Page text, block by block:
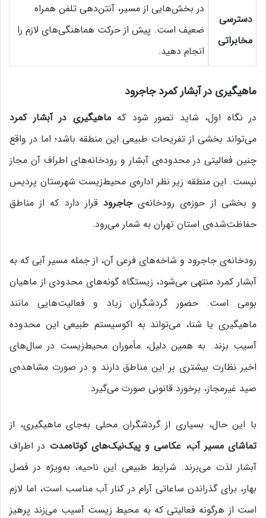
دسترسی
مخابراتی
در بخش‌هایی از مسیر، آنتن‌دهی تلفن همراه
ضعیف است. پیش از حرکت هماهنگی‌های لازم را
انجام دهید.
ماهیگیری در آبشار کمردجاجرود
در نگاه اول، شاید تصور شود کهماهیگیری در آبشار کمرد
می‌تواند بخشی از تفریحات طبیعی این منطقه باشد؛ اما در واقع
چنین فعالیتی در محدوده‌ی آبشار و رودخانه‌های اطراف آن مجاز
نیست. این منطقه زیر نظر اداره‌ی محیط‌زیست شهرستان پردیس
و بخشی از حوزه‌ی رودخانه‌یجاجرود قرار دارد که از مناطق
حفاظت‌شده‌ی استان تهران به شمار می‌رود.
رودخانه‌ی جاجرود و شاخه‌های فرعی آن، از جمله مسیر آبی که به
آبشار کمرد منتهی می‌شود، زیستگاه گونه‌های محدودی از ماهیان
بومی است. حضور گردشگران زیاد و فعالیت‌هایی مانند
ماهیگیری یا شنا، می‌تواند به اکوسیستم طبیعی این محدوده
آسیب بزند. به همین دلیل، مأموران محیط‌زیست در سال‌های
اخیر نظارت بیشتری بر این مناطق دارند و در صورت مشاهده‌ی
صید غیرمجاز، برخورد قانونی صورت می‌گیرد.
با این حال، بسیاری از گردشگران محلی به‌جای ماهیگیری، از
تماشای مسیر آب، عکاسی و پیک‌نیک‌های کوتاه‌مدت در اطراف
آبشار لذت می‌برند. شرایط طبیعی این ناحیه، به‌ویژه در فصل
بهار، برای گذراندن ساعاتی آرام در کنار آب مناسب است، اما لازم
است از هرگونه فعالیتی که به محیط زیست آسیب می‌زند پرهیز